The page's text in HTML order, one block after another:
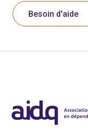
Besoin d'aide